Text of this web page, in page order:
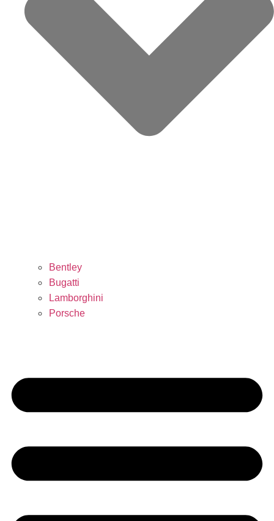
Bentley
Bugatti
Lamborghini
Porsche